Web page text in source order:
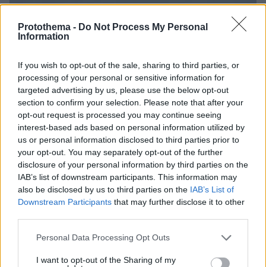
Protothema - Do Not Process My Personal
Information
If you wish to opt-out of the sale, sharing to third parties, or
processing of your personal or sensitive information for
targeted advertising by us, please use the below opt-out
section to confirm your selection. Please note that after your
opt-out request is processed you may continue seeing
interest-based ads based on personal information utilized by
us or personal information disclosed to third parties prior to
your opt-out. You may separately opt-out of the further
disclosure of your personal information by third parties on the
IAB’s list of downstream participants. This information may
also be disclosed by us to third parties on the IAB’s List of
Downstream Participants that may further disclose it to other
Please note that this website/app uses one or more Google
not limited to your visit or usage behaviour. You may click to
Personal Data Processing Opt Outs
I want to opt-out of the Sharing of my
06.08.2026, 12:32